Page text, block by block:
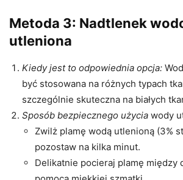
Metoda 3: Nadtlenek
utleniona
Kiedy jest to odpowiednia opcja:
być stosowana na różnych typach
szczególnie skuteczna na białych
Sposób bezpiecznego użycia wody
Zwilż plamę wodą utlenioną (3%
pozostaw na kilka minut.
Delikatnie pocieraj plamę między